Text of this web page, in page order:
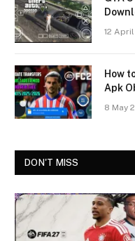
12
How
Apk
8 May
DON'T MISS